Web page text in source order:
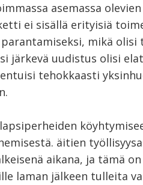
asemassa
ei sisällä erityisiä
mikä
järkevä uudistus olisi
tehokkaasti
äitien
aikana, ja tämä
laman jälkeen tulleita